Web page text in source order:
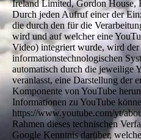
Ireland Limited, Gordon House,
Durch jeden Aufruf einer der
die durch den für die
wird und auf welcher eine
Video) integriert wurde, wird
informationstechnologischen
automatisch durch die jeweilige
veranlasst, eine Darstellung der
Komponente von YouTube
Informationen zu YouTube
https://www.youtube.com/yt/
Rahmen dieses technischen
Google Kenntnis darüber,